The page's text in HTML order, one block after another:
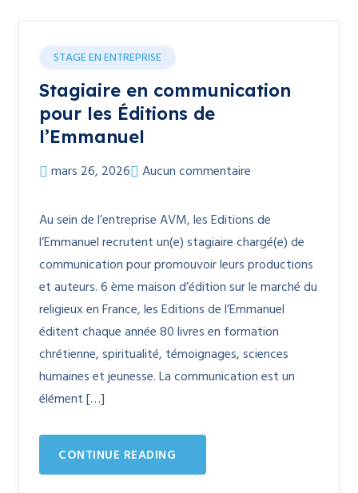
STAGE EN ENTREPRISE
Stagiaire en communication
pour les Éditions de
l’Emmanuel
mars 26, 2026 Aucun commentaire
Au sein de l’entreprise AVM, les Editions de
l’Emmanuel recrutent un(e) stagiaire chargé(e) de
communication pour promouvoir leurs productions
et auteurs. 6 ème maison d’édition sur le marché du
religieux en France, les Editions de l’Emmanuel
éditent chaque année 80 livres en formation
chrétienne, spiritualité, témoignages, sciences
humaines et jeunesse. La communication est un
élément […]
CONTINUE READING